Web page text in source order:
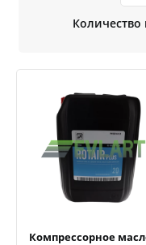
Количество
Быстрый просмотр
Добавить к
Компрессорное